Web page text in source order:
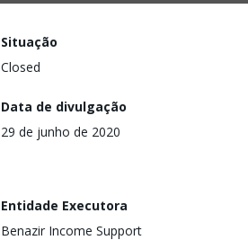
Situação
Closed
Data de divulgação
29 de junho de 2020
Entidade Executora
Benazir Income Support